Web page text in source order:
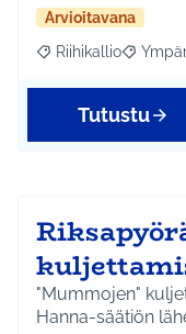
Arvioitavana
Rajaa tulokset
Riihikallio Rajaa
Tutustu
"Mummojen"